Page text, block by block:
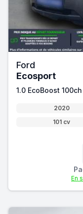
Ford
Ecosport
1.0 EcoBoost
2020
101 cv
En